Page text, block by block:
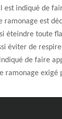
est indiqué de
ramonage est
éteindre toute
éviter de
de faire
ramonage exigé